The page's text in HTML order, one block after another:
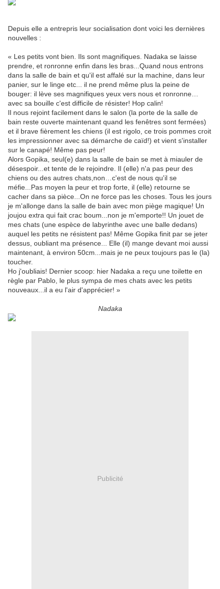
Depuis elle a entrepris leur socialisation dont voici les dernières
nouvelles :
« Les petits vont bien. Ils sont magnifiques. Nadaka se laisse
prendre, et ronronne enfin dans les bras...Quand nous entrons
dans la salle de bain et qu'il est affalé sur la machine, dans leur
panier, sur le linge etc... il ne prend même plus la peine de
bouger: il lève ses magnifiques yeux vers nous et ronronne…
avec sa bouille c'est difficile de résister! Hop calin!
Il nous rejoint facilement dans le salon (la porte de la salle de
bain reste ouverte maintenant quand les fenêtres sont fermées)
et il brave fièrement les chiens (il est rigolo, ce trois pommes croit
les impressionner avec sa démarche de caïd!) et vient s'installer
sur le canapé! Même pas peur!
Alors Gopika, seul(e) dans la salle de bain se met à miauler de
désespoir...et tente de le rejoindre. Il (elle) n'a pas peur des
chiens ou des autres chats,non…c'est de nous qu'il se
méfie...Pas moyen la peur et trop forte, il (elle) retourne se
cacher dans sa pièce...On ne force pas les choses. Tous les jours
je m'allonge dans la salle de bain avec mon piège magique! Un
joujou extra qui fait crac boum...non je m'emporte!! Un jouet de
mes chats (une espèce de labyrinthe avec une balle dedans)
auquel les petits ne résistent pas! Même Gopika finit par se jeter
dessus, oubliant ma présence... Elle (il) mange devant moi aussi
maintenant, à environ 50cm...mais je ne peux toujours pas le (la)
toucher.
Ho j'oubliais! Dernier scoop: hier Nadaka a reçu une toilette en
règle par Pablo, le plus sympa de mes chats avec les petits
nouveaux...il a eu l'air d'apprécier! »
Nadaka
Publicité